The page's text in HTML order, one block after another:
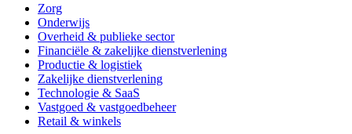
Zorg
Onderwijs
Overheid & publieke sector
Financiële & zakelijke dienstverlening
Productie & logistiek
Zakelijke dienstverlening
Technologie & SaaS
Vastgoed & vastgoedbeheer
Retail & winkels